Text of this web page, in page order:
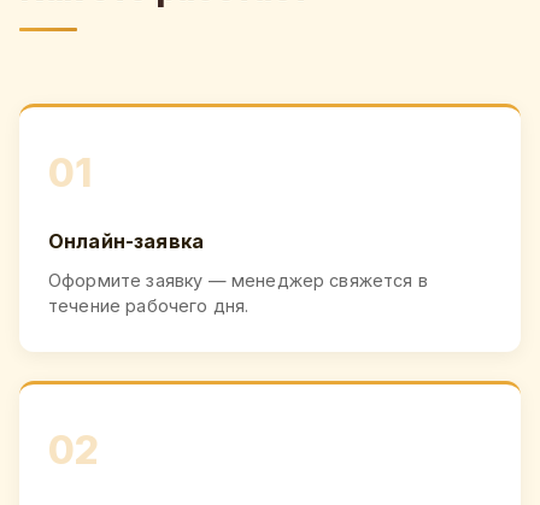
01
Онлайн-заявка
Оформите заявку — менеджер свяжется в
течение рабочего дня.
02